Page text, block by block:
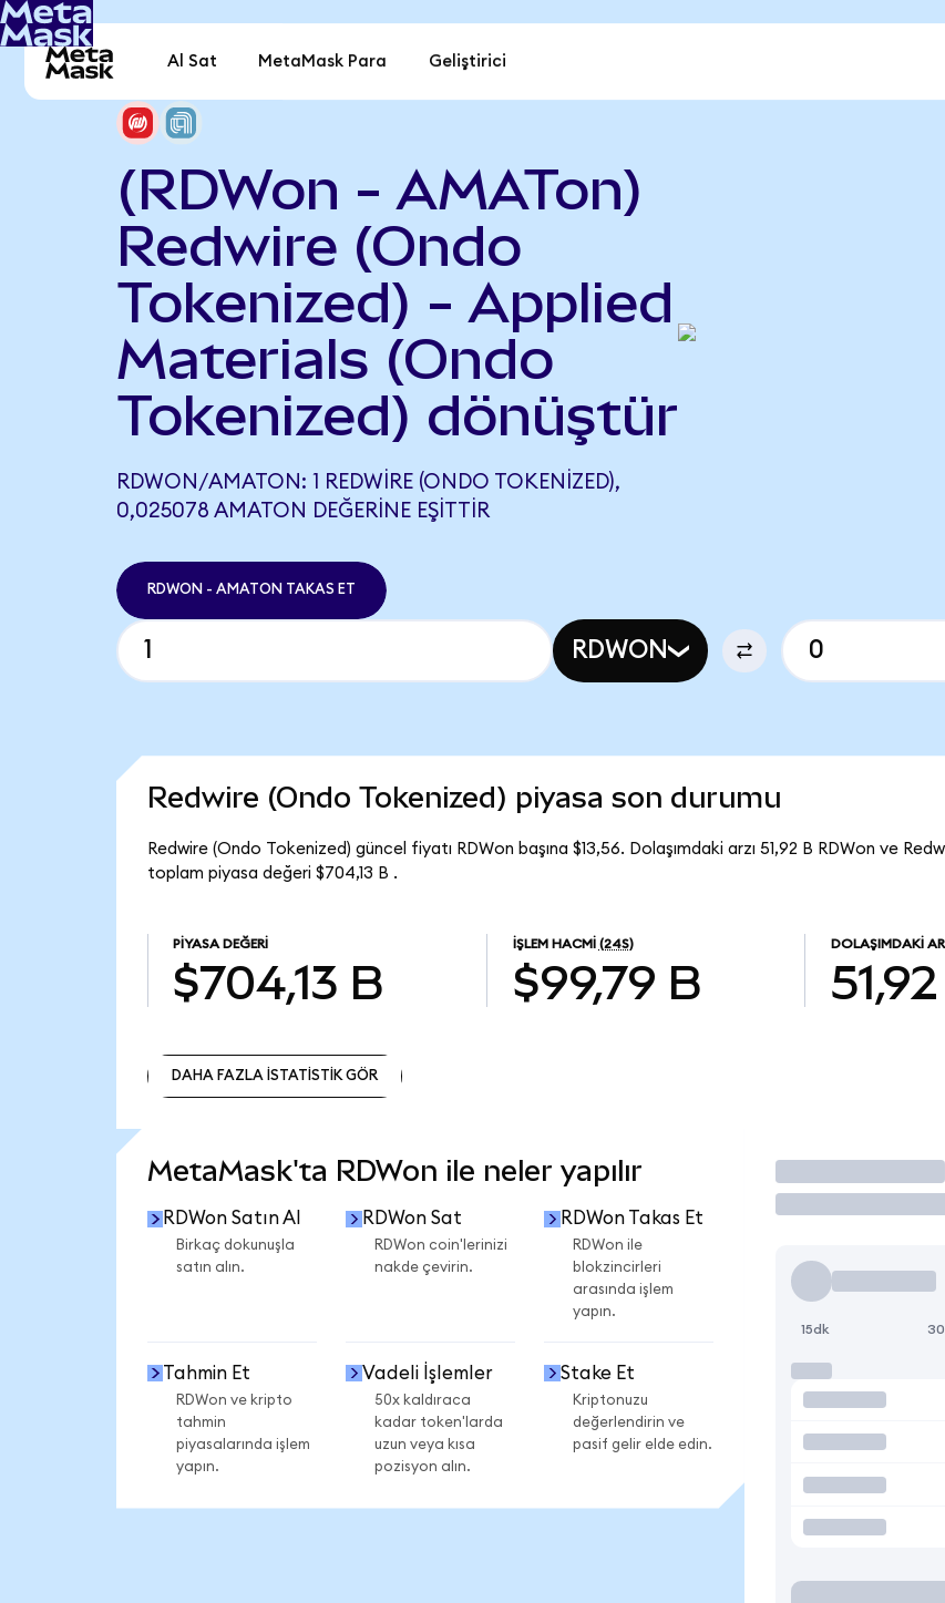
Al Sat MetaMask Para Geliştirici
(RDWon - AMATon)
Redwire (Ondo
Tokenized) - Applied
Materials (Ondo
Tokenized) dönüştür
RDWON/AMATON: 1 REDWIRE (ONDO TOKENIZED),
0,025078 AMATON DEĞERINE EŞITTIR
RDWON - AMATON TAKAS ET
RDWON
Redwire (Ondo Tokenized) piyasa son durumu
Redwire (Ondo Tokenized) güncel fiyatı RDWon başına $13,56. Dolaşımdaki arzı 51,92 B RDWon ve
toplam piyasa değeri $704,13 B .
PIYASA DEĞERI
$704,13 B
İŞLEM HACMI (24S)
$99,79 B
DOLAŞIMDAKI
DAHA FAZLA İSTATİSTİK GÖR
MetaMask'ta RDWon ile neler yapılır
RDWon Satın Al
Birkaç dokunuşla
satın alın.
RDWon Sat
RDWon coin'lerinizi
nakde çevirin.
RDWon Takas Et
RDWon ile
blokzincirleri
arasında işlem
yapın.
Tahmin Et
RDWon ve kripto
tahmin
piyasalarında işlem
yapın.
Vadeli İşlemler
50x kaldıraca
kadar token'larda
uzun veya kısa
pozisyon alın.
Stake Et
Kriptonuzu
değerlendirin ve
pasif gelir elde edin.
İşlem Yap
15dk